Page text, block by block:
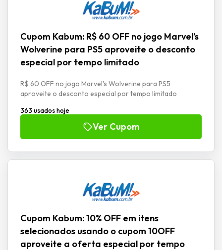
Cupom Kabum: R$ 60 OFF no jogo Marvel’s
Wolverine para PS5 aproveite o desconto
especial por tempo limitado
R$ 60 OFF no jogo Marvel's Wolverine para PS5
aproveite o desconto especial por tempo limitado
363 usados hoje
Ver Cupom
Cupom Kabum: 10% OFF em itens
selecionados usando o cupom 10OFF
aproveite a oferta especial por tempo